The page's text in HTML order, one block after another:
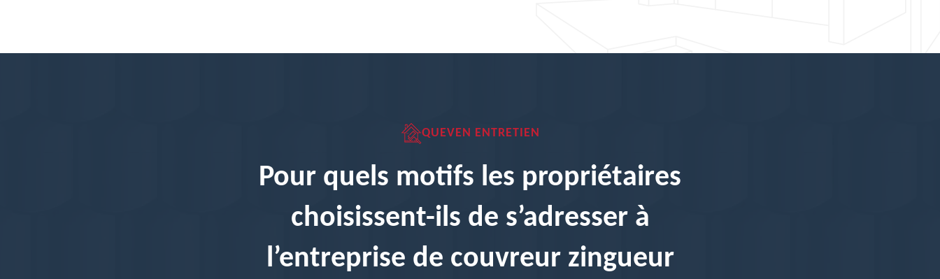
QUEVEN ENTRETIEN
Pour quels motifs les propriétaires
choisissent-ils de s’adresser à
l’entreprise de couvreur zingueur